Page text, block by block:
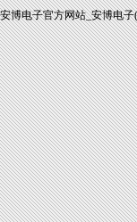
安博电子官方网站_安博电子